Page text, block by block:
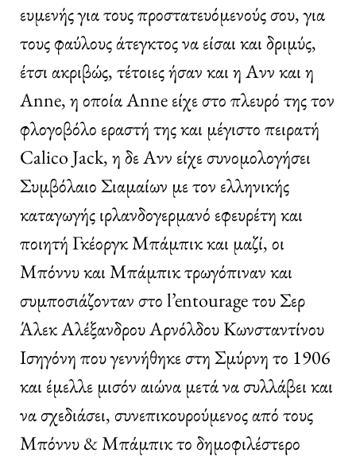
ευμενής για τους προστατευόμενούς σου, για
τους φαύλους άτεγκτος να είσαι και δριμύς,
έτσι ακριβώς, τέτοιες ήσαν και η Ανν και η
Anne, η οποία Anne είχε στο πλευρό της τον
φλογοβόλο εραστή της και μέγιστο πειρατή
Calico Jack, η δε Ανν είχε συνομολογήσει
Συμβόλαιο Σιαμαίων με τον ελληνικής
καταγωγής ιρλανδογερμανό εφευρέτη και
ποιητή Γκέοργκ Μπάμπικ και μαζί, οι
Μπόννυ και Μπάμπικ τρωγόπιναν και
συμποσιάζονταν στο l’entourage του Σερ
Άλεκ Αλέξανδρου Αρνόλδου Κωνσταντίνου
Ισηγόνη που γεννήθηκε στη Σμύρνη το 1906
και έμελλε μισόν αιώνα μετά να συλλάβει και
να σχεδιάσει, συνεπικουρούμενος από τους
Μπόννυ & Μπάμπικ το δημοφιλέστερο